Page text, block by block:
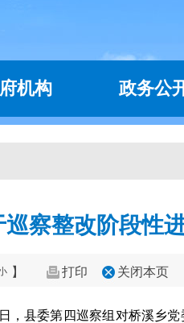
机构 政务公
察整改阶段性
】 打印 关闭本页
，县委第四巡察组对桥溪乡